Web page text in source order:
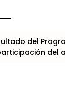
del
del